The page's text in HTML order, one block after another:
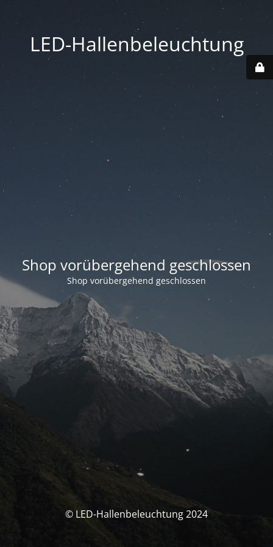
LED-Hallenbeleuchtung
Shop vorübergehend geschlossen
Shop vorübergehend geschlossen
© LED-Hallenbeleuchtung 2024